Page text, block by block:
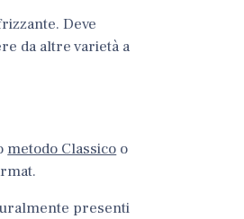
Deve
da altre varietà a
metodo Classico o
presenti